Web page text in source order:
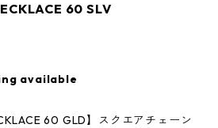
60 SLV
available
60 GLD】スクエアチェーン